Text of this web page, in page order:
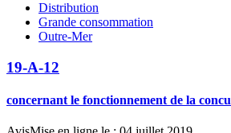
Distribution
Grande consommation
Outre-Mer
19-A-12
concernant le fonctionnement de la